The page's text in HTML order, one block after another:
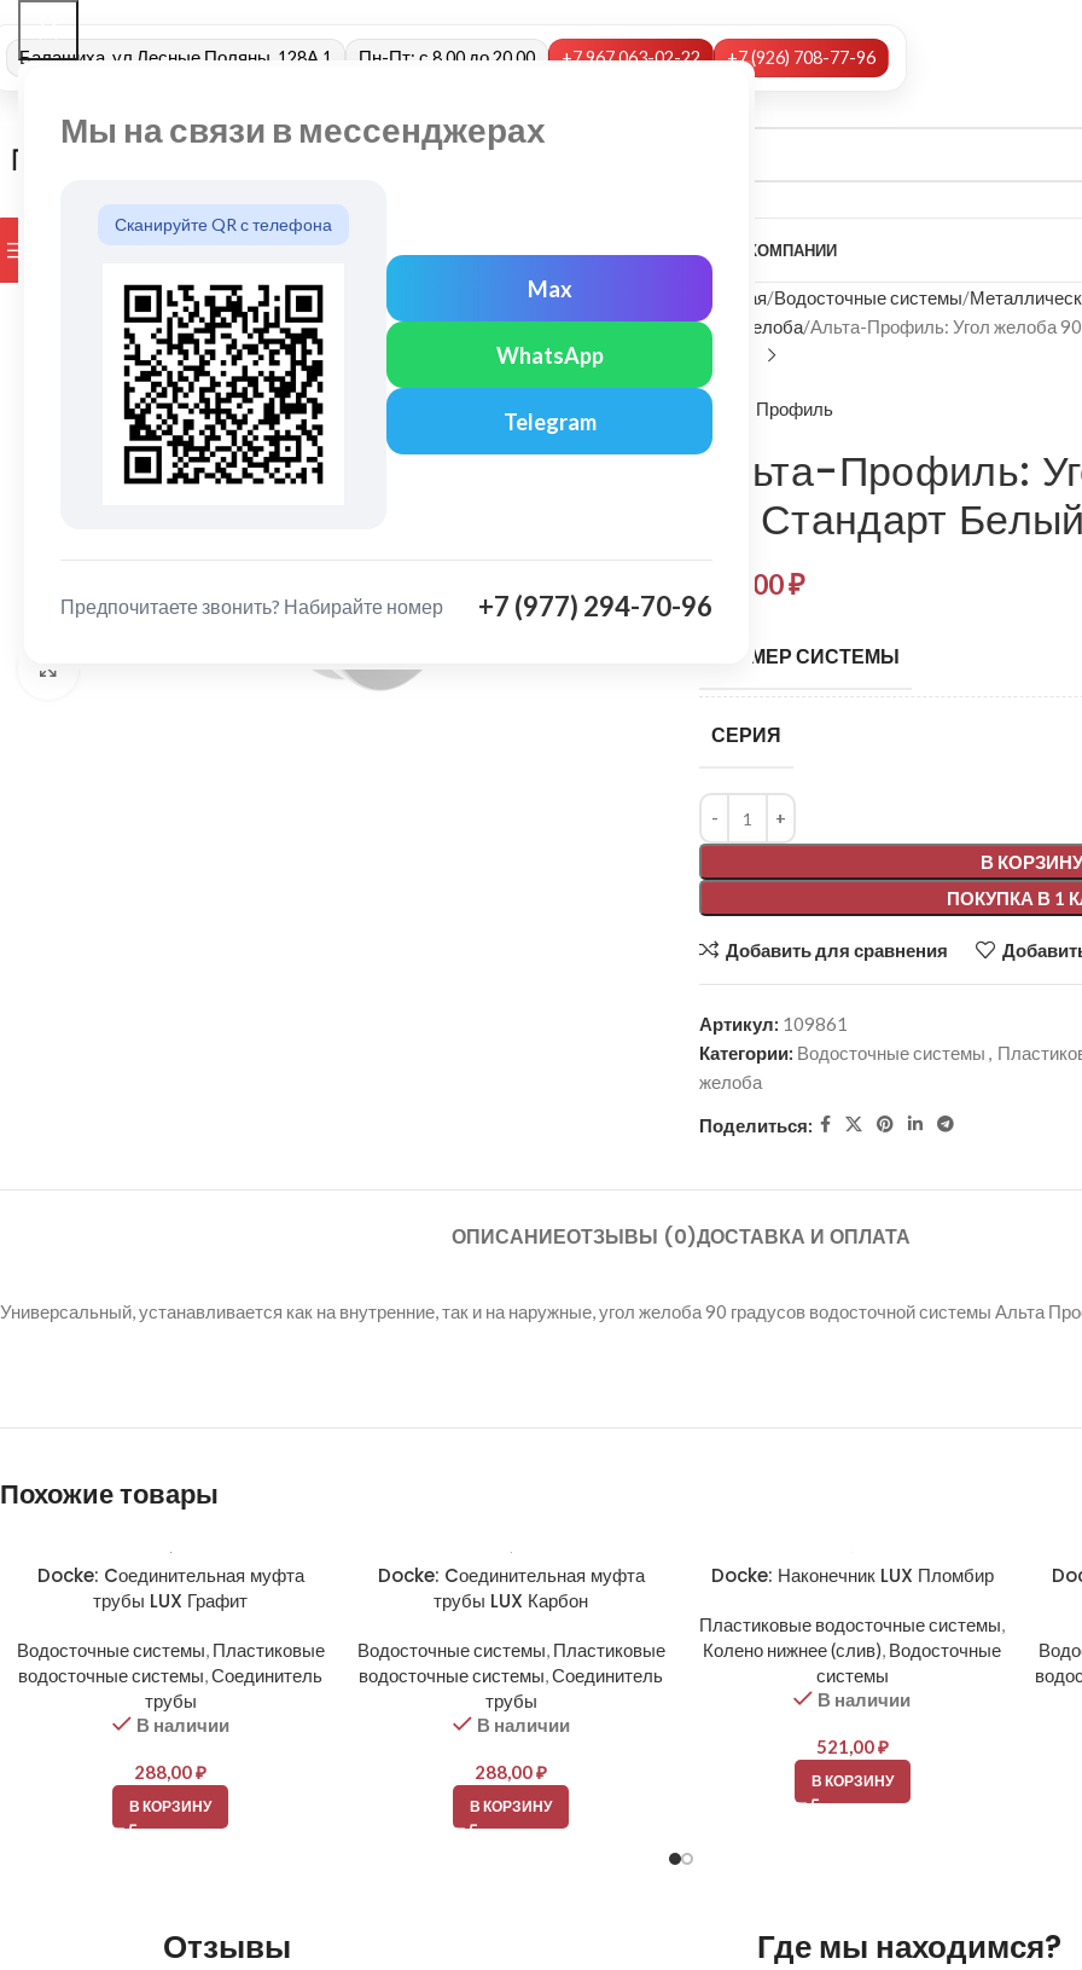
Мы на связи в мессенджерах
Сканируйте QR с телефона
Max
WhatsApp
Telegram
Предпочитаете звонить? Набирайте номер +7 (977) 294-70-96
Балашиха, ул Лесные Поляны, 128А 1 Пн-Пт: с 8.00 до 20.00 +7 967 063-02-22 +7 (926) 708-77-96
ПРОСМОТР КАТЕГОРИЙ БРЕНДЫ О КОМПАНИИ
Главная Водосточные системы
Угол желоба Альта-Профиль: Угол желоба
Альта-Профиль
Альта-Профиль:
гр. Стандарт Белый
281,00₽
РАЗМЕР СИСТЕМЫ
СЕРИЯ
В КОРЗИНУ
ПОКУПКА В 1
Alternative:
Добавить для сравнения
Артикул: 109861
Категории: Водосточные системы ,
желоба
Поделиться:
ОПИСАНИЕОТЗЫВЫ (0)ДОСТАВКА И ОПЛАТА
Универсальный, устанавливается как на внутренние, так и на наружные, угол желоба 90 градусов водосточной системы Альта
Похожие товары
Docke: Cоединительная муфта
трубы LUX Графит
Водосточные системы, Пластиковые
водосточные системы,Соединитель
трубы
В наличии
288,00₽
В КОРЗИНУ
Docke: Cоединительная муфта
трубы LUX Карбон
Водосточные системы, Пластиковые
водосточные системы,Соединитель
трубы
В наличии
288,00₽
В КОРЗИНУ
Docke: Наконечник LUX Пломбир
Пластиковые водосточные системы,
Колено нижнее (слив), Водосточные
системы
В наличии
521,00₽
В КОРЗИНУ
Отзывы Где мы находимся?